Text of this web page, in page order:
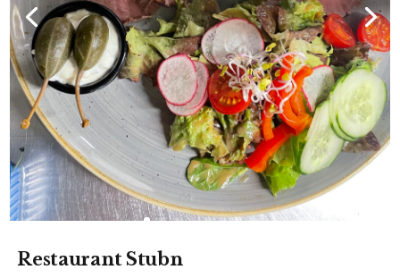
Restaurant Stubn